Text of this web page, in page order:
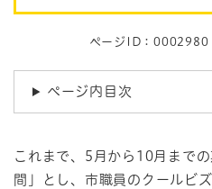
ページID：0002980
ページ内目次
これまで、5月から10月まで
間」とし、市職員のクールビ